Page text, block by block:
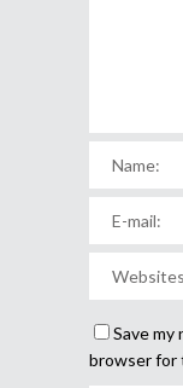
Save my
browser for